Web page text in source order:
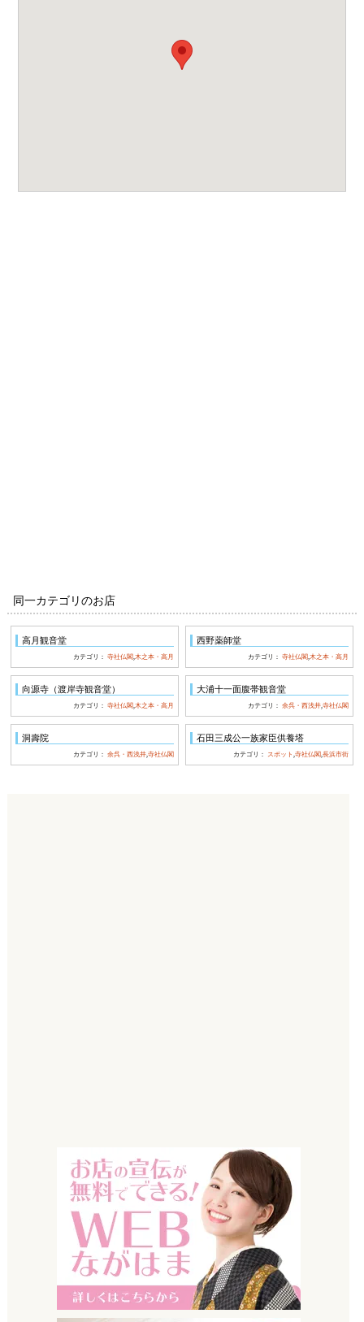
同一カテゴリのお店
高月観音堂
カテゴリ：寺社仏閣 ,木之本・高月
西野薬師堂
カテゴリ：寺社仏閣 ,木之本・高月
向源寺（渡岸寺観音堂）
カテゴリ：寺社仏閣,木之本・高月
大浦十一面腹帯観音堂
カテゴリ：余呉・西浅井,寺社仏閣
洞壽院
カテゴリ：余呉・西浅井,寺社仏閣
石田三成公一族家臣供養塔
カテゴリ： スポット,寺社仏閣,長浜市街